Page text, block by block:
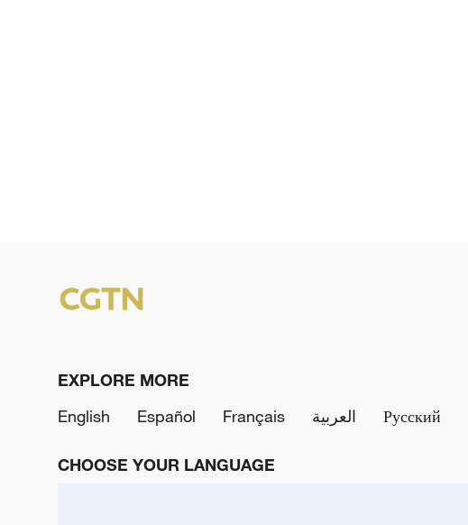
EXPLORE MORE
English
Español Français العربية Русский
CHOOSE YOUR LANGUAGE